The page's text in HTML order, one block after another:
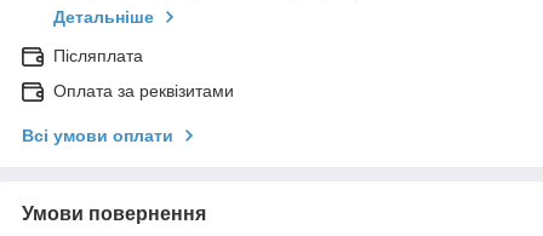
Детальніше
Післяплата
Оплата за реквізитами
Всі умови оплати
Умови повернення